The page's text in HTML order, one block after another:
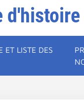
ET LISTE DES